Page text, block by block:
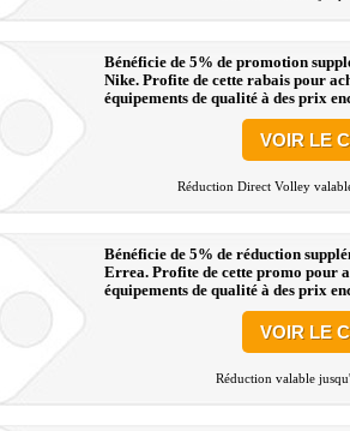
Bénéficie de 5% de promotion
Nike. Profite de cette rabais pour
équipements de qualité à des prix
VOIR LE
Réduction Direct Volley
Bénéficie de 5% de réduction
Errea. Profite de cette promo pour
équipements de qualité à des prix
VOIR LE
Réduction valable